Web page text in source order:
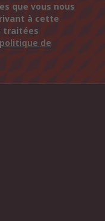
que vous nous
à cette
traitées
politique de